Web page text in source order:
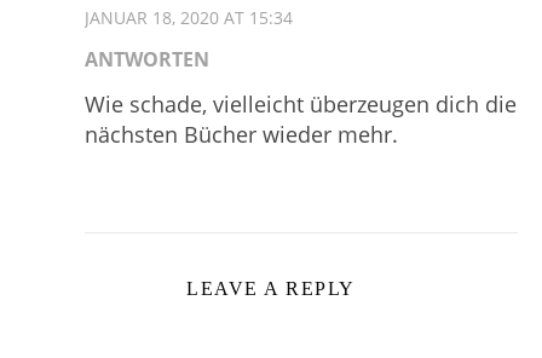
JANUAR 18, 2020 AT 15:34
ANTWORTEN
Wie schade, vielleicht überzeugen dich die
nächsten Bücher wieder mehr.
LEAVE A REPLY